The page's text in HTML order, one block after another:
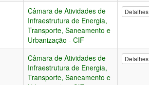
Câmara de Atividades de
Infraestrutura de Energia,
Transporte, Saneamento e
Urbanização - CIF
Detalhes
Câmara de Atividades de
Infraestrutura de Energia,
Transporte, Saneamento e
Detalhes